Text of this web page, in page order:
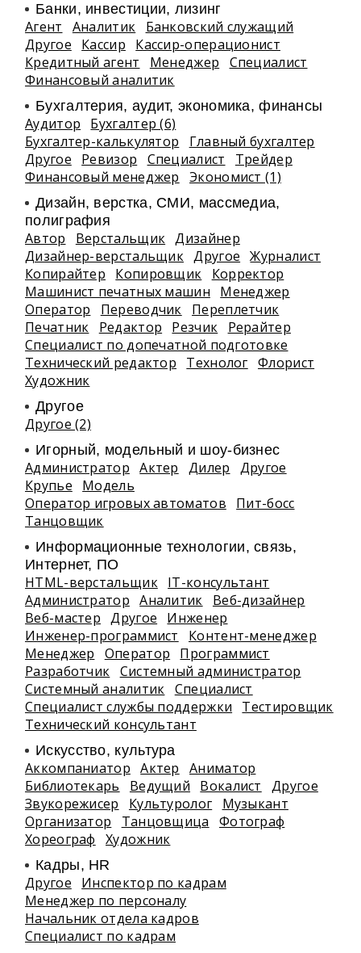
Банки, инвестиции, лизинг
Агент Аналитик
Банковский служащий
Другое
Кассир
Кассир-операционист
Кредитный агент
Менеджер
Специалист
Финансовый аналитик
Бухгалтерия, аудит, экономика, финансы
Аудитор
Бухгалтер (6)
Бухгалтер-калькулятор
Главный бухгалтер
Другое
Ревизор Специалист
Трейдер
Финансовый менеджер
Экономист (1)
Дизайн, верстка, СМИ, массмедиа,
полиграфия
Автор Верстальщик Дизайнер
Дизайнер-верстальщик Другое
Журналист
Копирайтер
Копировщик
Корректор
Машинист печатных машин
Менеджер
Оператор
Переводчик
Переплетчик
Печатник
Редактор Резчик
Рерайтер
Специалист по допечатной подготовке
Технический редактор
Технолог Флорист
Художник
Другое
Другое (2)
Игорный, модельный и шоу-бизнес
Администратор Актер Дилер
Другое
Крупье
Модель
Оператор игровых автоматов
Пит-босс
Танцовщик
Информационные технологии, связь,
Интернет, ПО
HTML-верстальщик IT-консультант
Администратор
Аналитик
Веб-дизайнер
Веб-мастер
Другое
Инженер
Инженер-программист
Контент-менеджер
Менеджер
Оператор
Программист
Разработчик Системный администратор
Системный аналитик Специалист
Специалист службы поддержки
Тестировщик
Технический консультант
Искусство, культура
Аккомпаниатор Актер
Аниматор
Библиотекарь
Ведущий Вокалист
Другое
Звукорежисер
Культуролог
Музыкант
Организатор
Танцовщица
Фотограф
Хореограф
Художник
Кадры, HR
Другое
Инспектор по кадрам
Менеджер по персоналу
Начальник отдела кадров
Специалист по кадрам